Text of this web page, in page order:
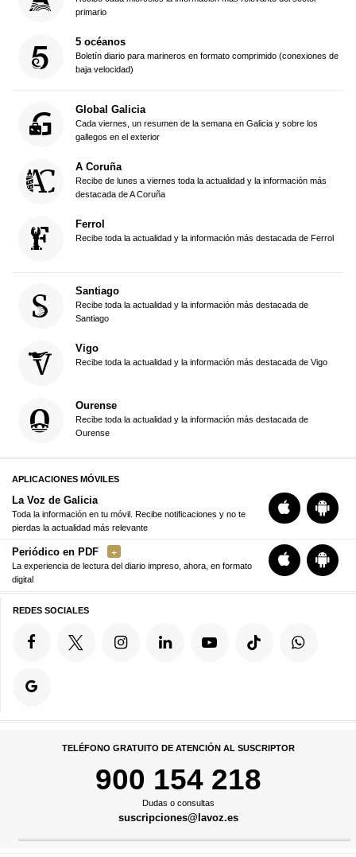
primario
5 océanos
Boletín diario para marineros en formato comprimido (conexiones de
baja velocidad)
Global Galicia
Cada viernes, un resumen de la semana en Galicia y sobre los
gallegos en el exterior
A Coruña
Recibe de lunes a viernes toda la actualidad y la información más
destacada de A Coruña
Ferrol
Recibe toda la actualidad y la información más destacada de Ferrol
Santiago
Recibe toda la actualidad y la información más destacada de
Santiago
Vigo
Recibe toda la actualidad y la información más destacada de Vigo
Ourense
Recibe toda la actualidad y la información más destacada de
Ourense
APLICACIONES MÓVILES
La Voz de Galicia
Toda la información en tu móvil. Recibe notificaciones y no te
pierdas la actualidad más relevante
Periódico en PDF
La experiencia de lectura del diario impreso, ahora, en formato
digital
REDES SOCIALES
TELÉFONO GRATUITO DE ATENCIÓN AL SUSCRIPTOR
900 154 218
Dudas o consultas
suscripciones@lavoz.es